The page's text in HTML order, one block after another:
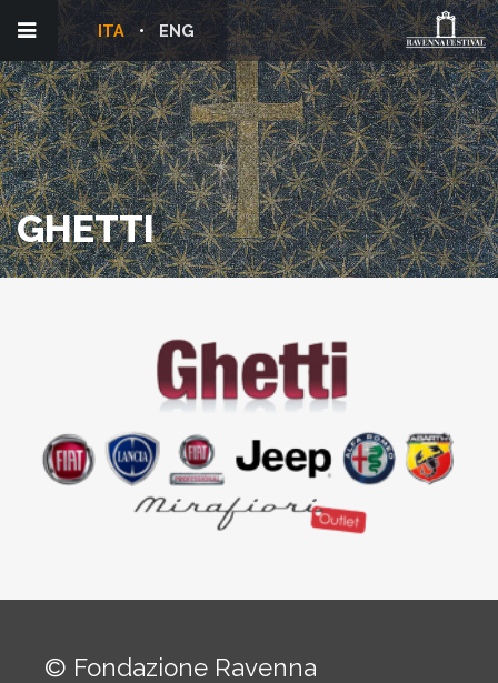
ENG
ITA
GHETTI
© Fondazione Ravenna